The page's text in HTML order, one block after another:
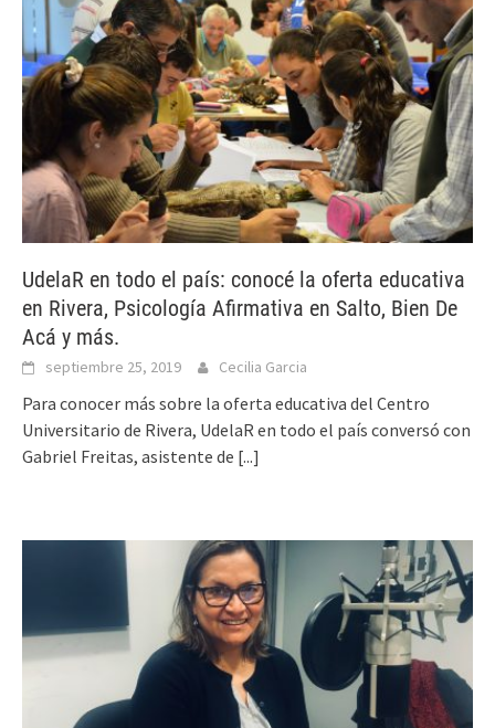
UdelaR en todo el país: conocé la oferta educativa
en Rivera, Psicología Afirmativa en Salto, Bien De
Acá y más.
septiembre 25, 2019 Cecilia Garcia
Para conocer más sobre la oferta educativa del Centro
Universitario de Rivera, UdelaR en todo el país conversó con
Gabriel Freitas, asistente de [...]